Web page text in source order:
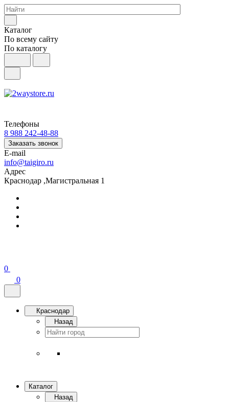
Каталог
По всему сайту
По каталогу
Телефоны
8 988 242-48-88
Заказать звонок
E-mail
info@taigiro.ru
Адрес
Краснодар ,Магистральная 1
0
0
Краснодар
Назад
Каталог
Назад